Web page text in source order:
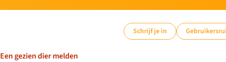
Een gezien dier melden
Schrijf je in